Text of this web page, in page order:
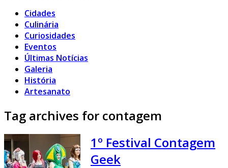
Cidades
Culinária
Curiosidades
Eventos
Últimas Notícias
Galeria
História
Artesanato
Tag archives for contagem
1º Festival Contagem
Geek